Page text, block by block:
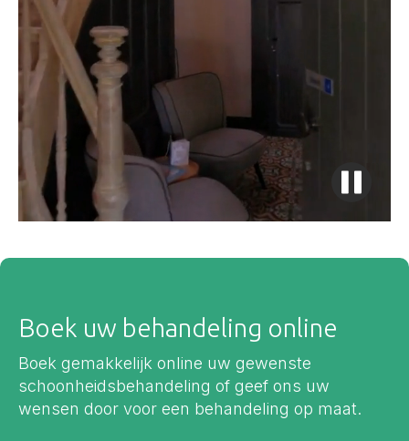
Boek uw behandeling online
Boek gemakkelijk online uw gewenste
schoonheidsbehandeling of geef ons uw
wensen door voor een behandeling op maat.